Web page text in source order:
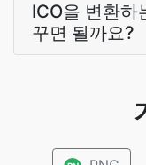
ICO을 변환하
꾸면 될까요?